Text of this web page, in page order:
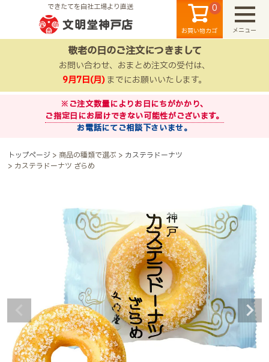
できたてを自社工場より直送
お買い物カゴ
0
メニュー
敬老の日のご注文につきまして
お問い合わせ、おまとめ注文の受付は、
9月7日(月)までにお願いいたします。
※ご注文数量によりお日にちがかかり、
ご指定日にお届けできない可能性がございます。
お電話にてご相談下さいませ。
トップページ 商品の種類で選ぶ
カステラドーナツ
カステラドーナツ ざらめ